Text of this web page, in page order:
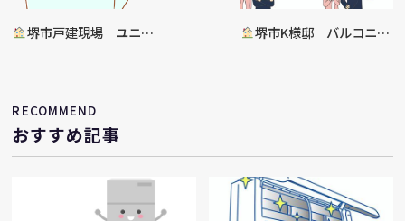
堺市戸建現場 ユニッ
堺市K様邸 バルコニー
RECOMMEND
おすすめ記事